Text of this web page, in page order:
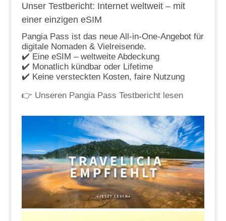
Unser Testbericht: Internet weltweit – mit
einer einzigen eSIM
Pangia Pass ist das neue All-in-One-Angebot für
digitale Nomaden & Vielreisende.
✔️ Eine eSIM – weltweite Abdeckung
✔️ Monatlich kündbar oder Lifetime
✔️ Keine versteckten Kosten, faire Nutzung
👉 Unseren Pangia Pass Testbericht lesen